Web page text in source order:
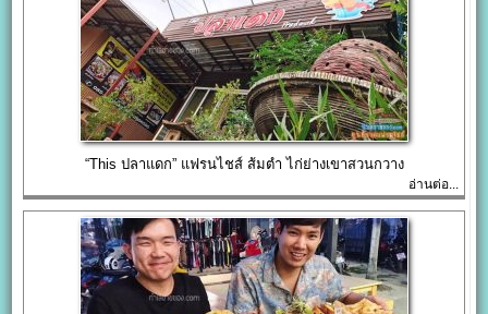
“This ปลาแดก” แฟรนไชส์ ส้มตำ ไก่ย่างเขาสวนกวาง
อ่านต่อ...